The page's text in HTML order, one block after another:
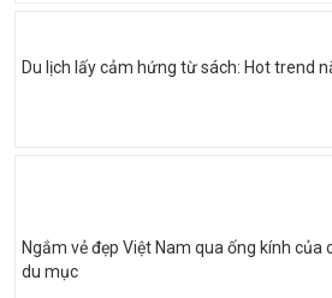
Du lịch lấy cảm hứng từ sách: Hot trend
Ngắm vẻ đẹp Việt Nam qua ống kính của
du mục